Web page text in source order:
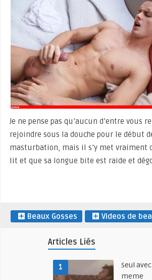
Je ne pense pas qu’aucun d’entre vous
rejoindre sous la douche pour le début
masturbation, mais il s’y met vraiment
lit et que sa longue bite est raide et
Beaux Gosses Videos de
Articles Liés
1
Seul
meme